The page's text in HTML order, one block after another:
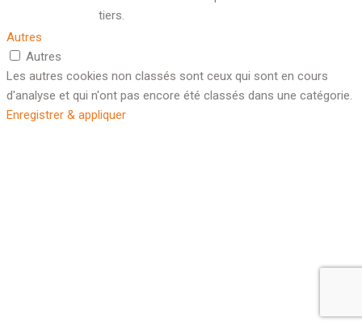
tiers.
Autres
Autres
Les autres cookies non classés sont ceux qui sont en cours
d'analyse et qui n'ont pas encore été classés dans une catégorie.
Enregistrer & appliquer